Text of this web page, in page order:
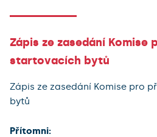
Zápis ze zasedání Komise
startovacích bytů
Zápis ze zasedání Komise pro
bytů
Přítomni: